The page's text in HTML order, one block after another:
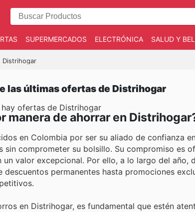
SUPERMERCADOS ELECTRÓNICA SALUD Y
Distrihogar
las últimas ofertas de Distrihogar
ofertas de Distrihogar
manera de ahorrar en
en Colombia por ser su aliado de confianza
sin comprometer su bolsillo. Su compromiso es
un valor excepcional. Por ello, a lo largo del año,
descuentos permanentes hasta promociones
en Distrihogar, es fundamental que estén